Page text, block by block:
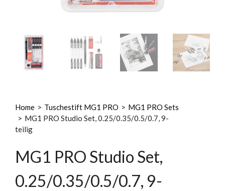
Home > Tuschestift MG1 PRO > MG1 PRO Sets
> MG1 PRO Studio Set, 0.25/0.35/0.5/0.7, 9-
teilig
MG1 PRO Studio Set,
0.25/0.35/0.5/0.7, 9-